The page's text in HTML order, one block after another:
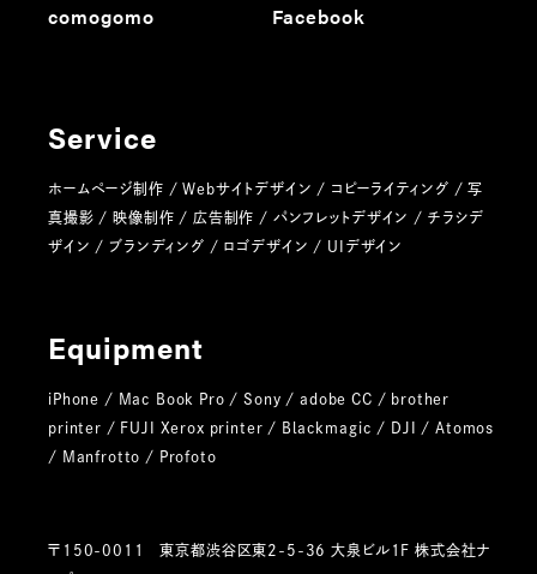
comogomo
Facebook
Service
ホームページ制作 / Webサイトデザイン / コピーライティング / 写
真撮影 / 映像制作 / 広告制作 / パンフレットデザイン / チラシデ
ザイン / ブランディング / ロゴデザイン / UIデザイン
Equipment
iPhone / Mac Book Pro / Sony / adobe CC / brother
printer / FUJI Xerox printer / Blackmagic / DJI / Atomos
/ Manfrotto / Profoto
〒150-0011 東京都渋谷区東2-5-36 大泉ビル1F 株式会社ナ